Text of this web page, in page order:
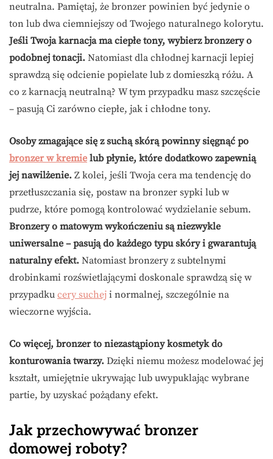
neutralna. Pamiętaj, że bronzer powinien być jedynie o
ton lub dwa ciemniejszy od Twojego naturalnego kolorytu.
Jeśli Twoja karnacja ma ciepłe tony, wybierz bronzery o
podobnej tonacji. Natomiast dla chłodnej karnacji lepiej
sprawdzą się odcienie popielate lub z domieszką różu. A
co z karnacją neutralną? W tym przypadku masz szczęście
– pasują Ci zarówno ciepłe, jak i chłodne tony.
Osoby zmagające się z suchą skórą powinny sięgnąć po
bronzer w kremie lub płynie, które dodatkowo zapewnią
jej nawilżenie. Z kolei, jeśli Twoja cera ma tendencję do
przetłuszczania się, postaw na bronzer sypki lub w
pudrze, które pomogą kontrolować wydzielanie sebum.
Bronzery o matowym wykończeniu są niezwykle
uniwersalne – pasują do każdego typu skóry i gwarantują
naturalny efekt. Natomiast bronzery z subtelnymi
drobinkami rozświetlającymi doskonale sprawdzą się w
przypadku cery suchej i normalnej, szczególnie na
wieczorne wyjścia.
Co więcej, bronzer to niezastąpiony kosmetyk do
konturowania twarzy. Dzięki niemu możesz modelować jej
kształt, umiejętnie ukrywając lub uwypuklając wybrane
partie, by uzyskać pożądany efekt.
Jak przechowywać bronzer
domowej roboty?